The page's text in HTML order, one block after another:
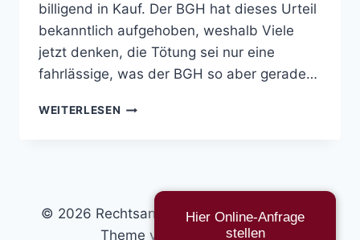
billigend in Kauf. Der BGH hat dieses Urteil
bekanntlich aufgehoben, weshalb Viele
jetzt denken, die Tötung sei nur eine
fahrlässige, was der BGH so aber gerade…
WEITERLESEN DOLUS
© 2026 Rechtsanwalt & Autor - WordPress
Theme von
Kadence WP
Hier Online-Anfrage
stellen